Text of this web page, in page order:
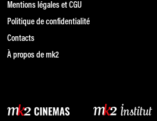
Mentions légales et CGU
Politique de confidentialité
Contacts
À propos de mk2